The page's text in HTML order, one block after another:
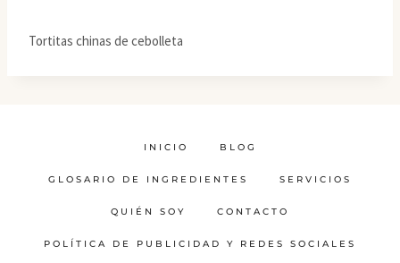
Tortitas chinas de cebolleta
INICIO BLOG
GLOSARIO DE INGREDIENTES SERVICIOS
QUIÉN SOY CONTACTO
POLÍTICA DE PUBLICIDAD Y REDES SOCIALES